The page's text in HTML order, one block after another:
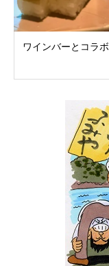
ワインバーとコラボ